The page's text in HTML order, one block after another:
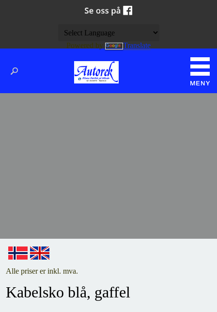
Alle priser er inkl. mva.
Kabelsko blå, gaffel
Powered by Translate